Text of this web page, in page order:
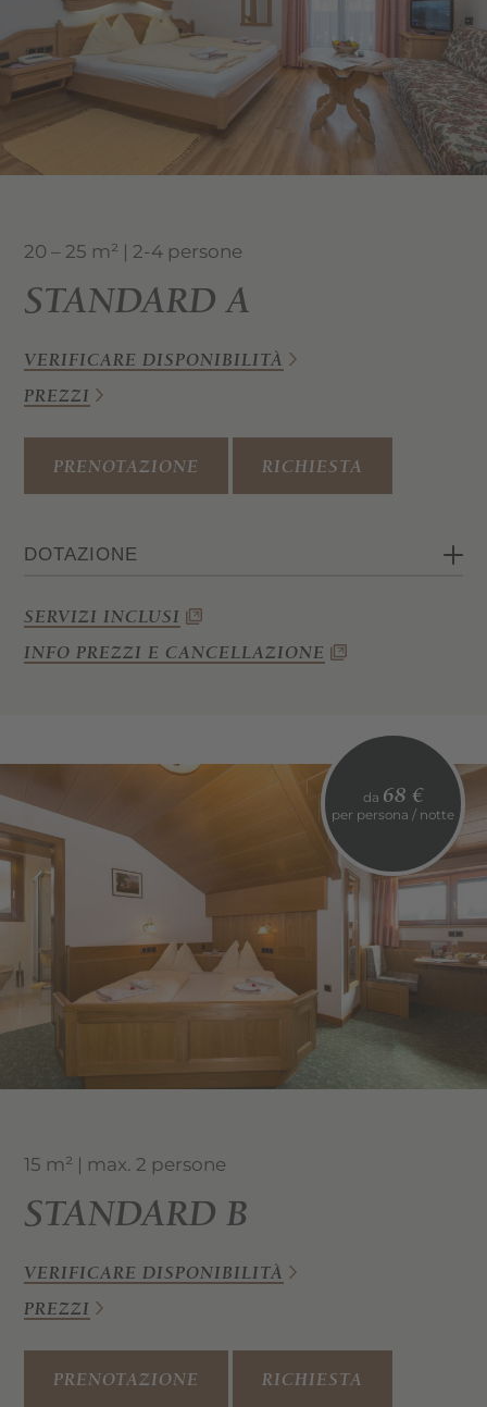
20 – 25 m² | 2-4 persone
STANDARD A
VERIFICARE DISPONIBILITÀ
PREZZI
PRENOTAZIONE RICHIESTA
SERVIZI INCLUSI
INFO PREZZI E CANCELLAZIONE
DOTAZIONE
asciugacapelli
15 m² | max. 2 persone
STANDARD B
da 68 €
per persona / notte
VERIFICARE DISPONIBILITÀ
PREZZI
PRENOTAZIONE RICHIESTA